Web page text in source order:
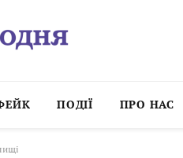
ПОДІЇ ПРО НАС